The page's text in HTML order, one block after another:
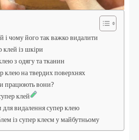
і чому його так важко видалити
із шкіри
з одягу та тканин
клею на твердих поверхнях
працюють вони?
клей
для видалення супер клею
із супер клеєм у майбутньому